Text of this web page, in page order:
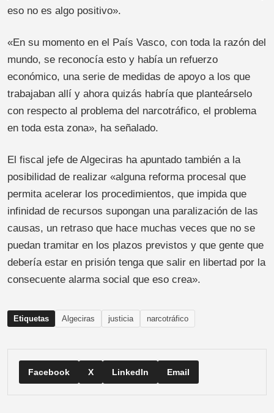
eso no es algo positivo».
«En su momento en el País Vasco, con toda la razón del
mundo, se reconocía esto y había un refuerzo
económico, una serie de medidas de apoyo a los que
trabajaban allí y ahora quizás habría que planteárselo
con respecto al problema del narcotráfico, el problema
en toda esta zona», ha señalado.
El fiscal jefe de Algeciras ha apuntado también a la
posibilidad de realizar «alguna reforma procesal que
permita acelerar los procedimientos, que impida que
infinidad de recursos supongan una paralización de las
causas, un retraso que hace muchas veces que no se
puedan tramitar en los plazos previstos y que gente que
debería estar en prisión tenga que salir en libertad por la
consecuente alarma social que eso crea».
Etiquetas Algeciras justicia narcotráfico
Facebook X LinkedIn Email